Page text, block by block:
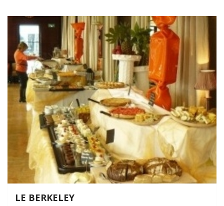
LE BERKELEY